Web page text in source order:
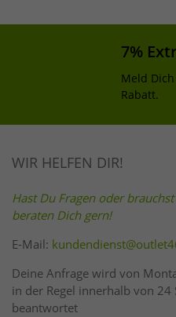
7%
Meld
Rabatt.
WIR HELFEN DIR!
Hast Du Fragen oder
beraten Dich gern!
E-Mail:
Deine Anfrage wird von
in der Regel innerhalb von 24
beantwortet